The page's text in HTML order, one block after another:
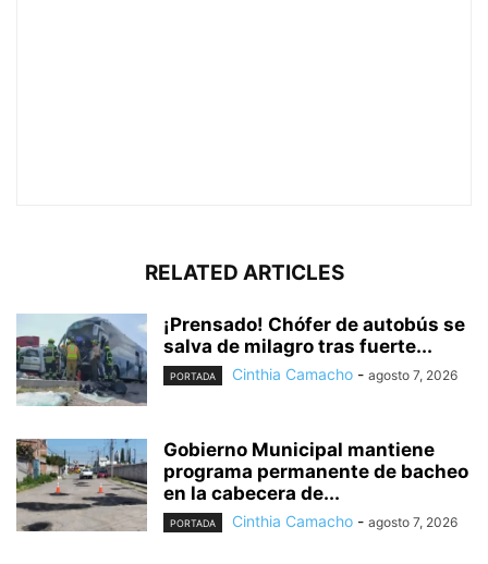
RELATED ARTICLES
¡Prensado! Chófer de autobús se
salva de milagro tras fuerte...
PORTADA Cinthia Camacho - agosto 7, 2026
Gobierno Municipal mantiene
programa permanente de bacheo
en la cabecera de...
PORTADA Cinthia Camacho - agosto 7, 2026